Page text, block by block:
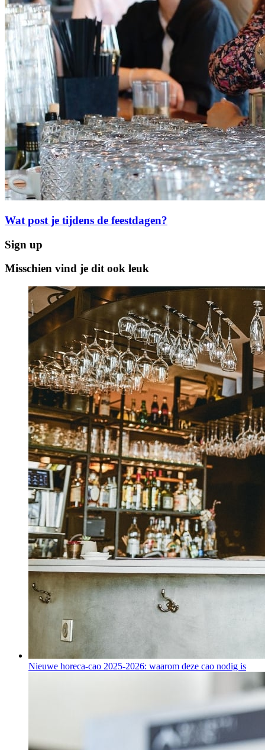
Wat post je tijdens de feestdagen?
Sign up
Misschien vind je dit ook leuk
Nieuwe horeca-cao 2025-2026: waarom deze cao nodig is